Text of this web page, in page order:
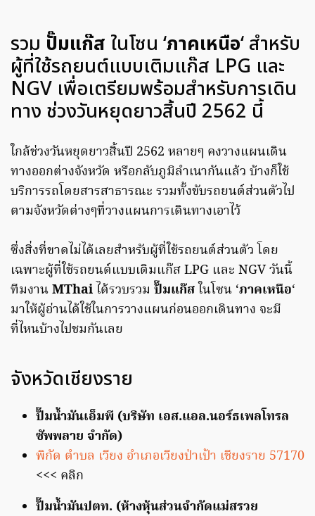
รวม ปั๊มแก๊ส ในโซน ‘ภาคเหนือ‘ สำหรับ
ผู้ที่ใช้รถยนต์แบบเติมแก๊ส LPG และ
NGV เพื่อเตรียมพร้อมสำหรับการเดิน
ทาง ช่วงวันหยุดยาวสิ้นปี 2562 นี้
ใกล้ช่วงวันหยุดยาวสิ้นปี 2562 หลายๆ คงวางแผนเดิน
ทางออกต่างจังหวัด หรือกลับภูมิลำเนากันแล้ว บ้างก็ใช้
บริการรถโดยสารสาธารณะ รวมทั้งขับรถยนต์ส่วนตัวไป
ตามจังหวัดต่างๆที่วางแผนการเดินทางเอาไว้
ซึ่งสิ่งที่ขาดไม่ได้เลยสำหรับผู้ที่ใช้รถยนต์ส่วนตัว โดย
เฉพาะผู้ที่ใช้รถยนต์แบบเติมแก๊ส LPG และ NGV วันนี้
ทีมงานMThai ได้รวบรวม ปั๊มแก๊สในโซน ‘ภาคเหนือ‘
มาให้ผู้อ่านได้ใช้ในการวางแผนก่อนออกเดินทาง จะมี
ที่ไหนบ้างไปชมกันเลย
จังหวัดเชียงราย
ปั๊มน้ำมันเอ็มพี (บริษัท เอส.แอล.นอร์ธเพลโทรล
ซัพพลาย จำกัด)
พิกัด ตำบล เวียง อำเภอเวียงป่าเป้า เชียงราย 57170
<<< คลิก
ปั๊มน้ำมันปตท. (ห้างหุ้นส่วนจำกัดแม่สรวย